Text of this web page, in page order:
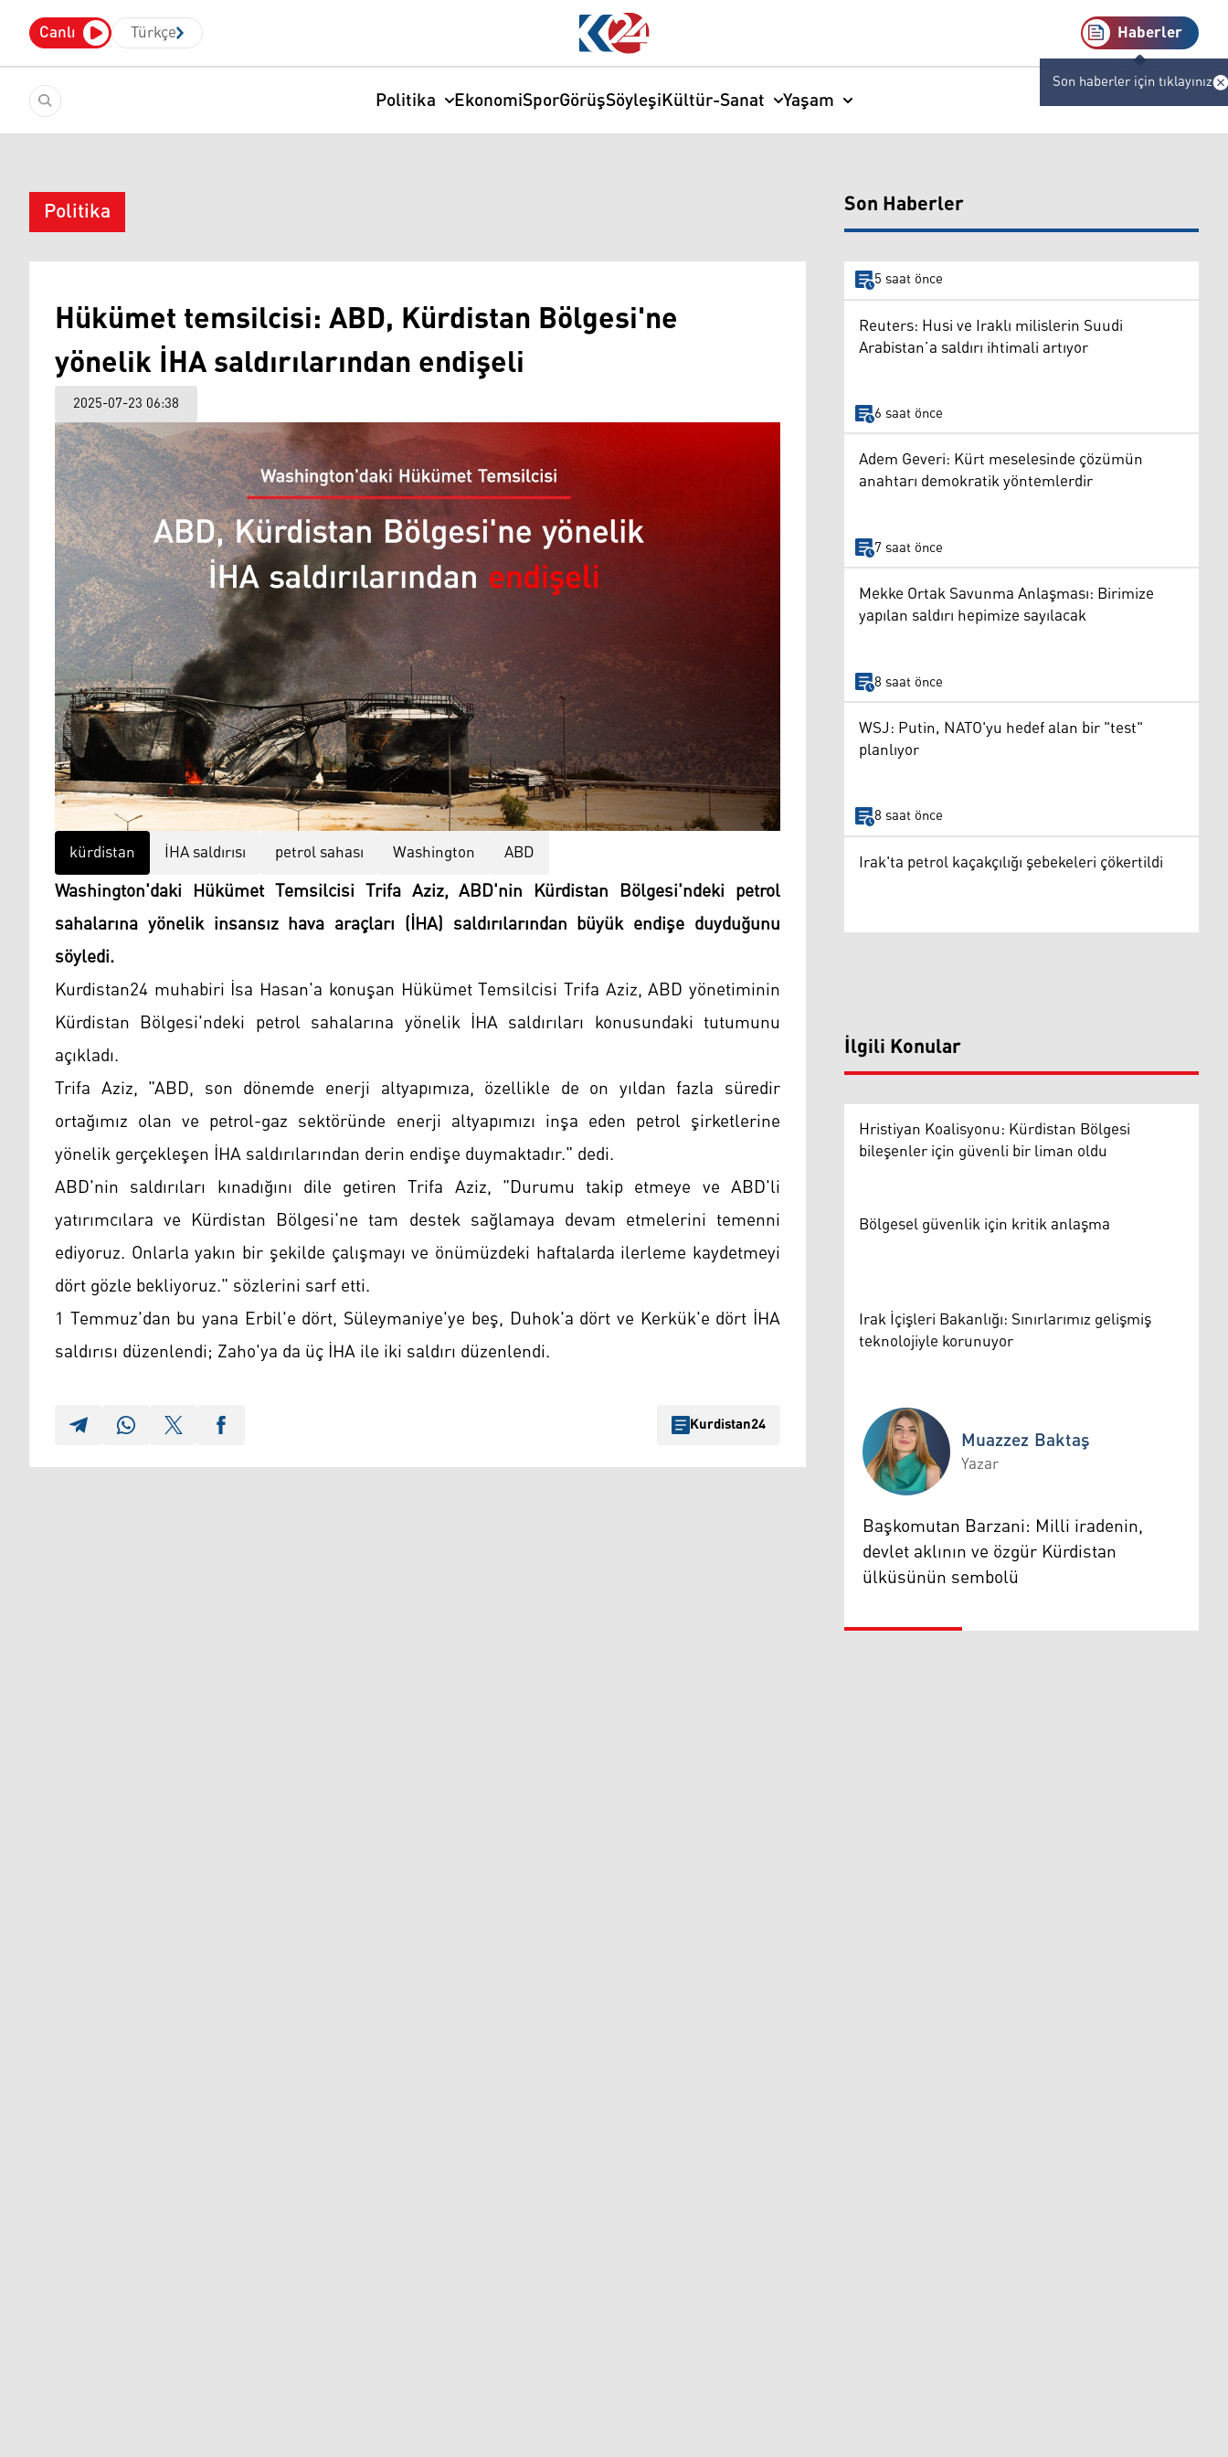
Canlı Türkçe Haberler
Son haberler için tıklayınız
Politika EkonomiSporGörüşSöyleşiKültür-Sanat Yaşam
Politika
Hükümet temsilcisi: ABD, Kürdistan Bölgesi'ne
yönelik İHA saldırılarından endişeli
2025-07-23 06:38
kürdistan İHA saldırısı petrol sahası Washington ABD
Washington'daki Hükümet Temsilcisi Trifa Aziz, ABD'nin Kürdistan Bölgesi'ndeki petrol
sahalarına yönelik insansız hava araçları (İHA) saldırılarından büyük endişe duyduğunu
söyledi.
Kurdistan24 muhabiri İsa Hasan'a konuşan Hükümet Temsilcisi Trifa Aziz, ABD yönetiminin
Kürdistan Bölgesi'ndeki petrol sahalarına yönelik İHA saldırıları konusundaki tutumunu
açıkladı.
Trifa Aziz, "ABD, son dönemde enerji altyapımıza, özellikle de on yıldan fazla süredir
ortağımız olan ve petrol-gaz sektöründe enerji altyapımızı inşa eden petrol şirketlerine
yönelik gerçekleşen İHA saldırılarından derin endişe duymaktadır." dedi.
ABD'nin saldırıları kınadığını dile getiren Trifa Aziz, "Durumu takip etmeye ve ABD'li
yatırımcılara ve Kürdistan Bölgesi'ne tam destek sağlamaya devam etmelerini temenni
ediyoruz. Onlarla yakın bir şekilde çalışmayı ve önümüzdeki haftalarda ilerleme kaydetmeyi
dört gözle bekliyoruz." sözlerini sarf etti.
1 Temmuz'dan bu yana Erbil'e dört, Süleymaniye'ye beş, Duhok'a dört ve Kerkük'e dört İHA
saldırısı düzenlendi; Zaho'ya da üç İHA ile iki saldırı düzenlendi.
Kurdistan24
Son Haberler
5 saat önce
Reuters: Husi ve Iraklı milislerin Suudi
Arabistan’a saldırı ihtimali artıyor
6 saat önce
Adem Geveri: Kürt meselesinde çözümün
anahtarı demokratik yöntemlerdir
7 saat önce
Mekke Ortak Savunma Anlaşması: Birimize
yapılan saldırı hepimize sayılacak
8 saat önce
WSJ: Putin, NATO'yu hedef alan bir "test"
planlıyor
8 saat önce
Irak'ta petrol kaçakçılığı şebekeleri çökertildi
İlgili Konular
Hristiyan Koalisyonu: Kürdistan Bölgesi
bileşenler için güvenli bir liman oldu
Bölgesel güvenlik için kritik anlaşma
Irak İçişleri Bakanlığı: Sınırlarımız gelişmiş
teknolojiyle korunuyor
Muazzez Baktaş
Muazzez Baktaş
Yazar
Başkomutan Barzani: Milli iradenin,
devlet aklının ve özgür Kürdistan
ülküsünün sembolü